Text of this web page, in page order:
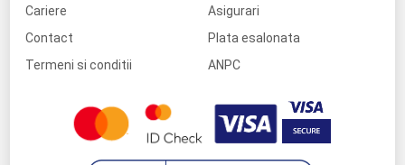
Cariere
Contact
Termeni si conditii
Asigurari
Plata esalonata
ANPC